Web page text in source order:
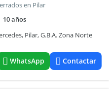
en Pilar
10 años
Pilar, G.B.A. Zona Norte
WhatsApp Contactar